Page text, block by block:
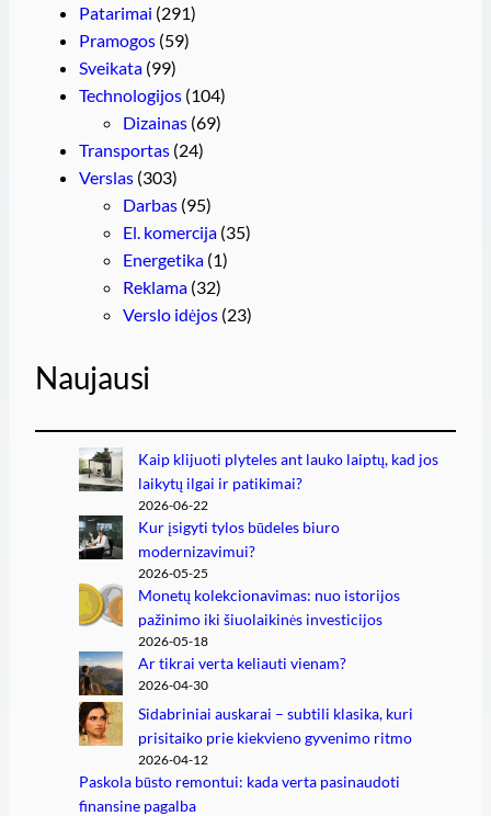
Patarimai (291)
Pramogos (59)
Sveikata (99)
Technologijos (104)
Dizainas (69)
Transportas (24)
Verslas (303)
Darbas (95)
El. komercija (35)
Energetika (1)
Reklama (32)
Verslo idėjos (23)
Naujausi
Kaip klijuoti plyteles ant lauko laiptų, kad jos
laikytų ilgai ir patikimai?
2026-06-22
Kur įsigyti tylos būdeles biuro
modernizavimui?
2026-05-25
Monetų kolekcionavimas: nuo istorijos
pažinimo iki šiuolaikinės investicijos
2026-05-18
Ar tikrai verta keliauti vienam?
2026-04-30
Sidabriniai auskarai – subtili klasika, kuri
prisitaiko prie kiekvieno gyvenimo ritmo
2026-04-12
Paskola būsto remontui: kada verta pasinaudoti
finansine pagalba